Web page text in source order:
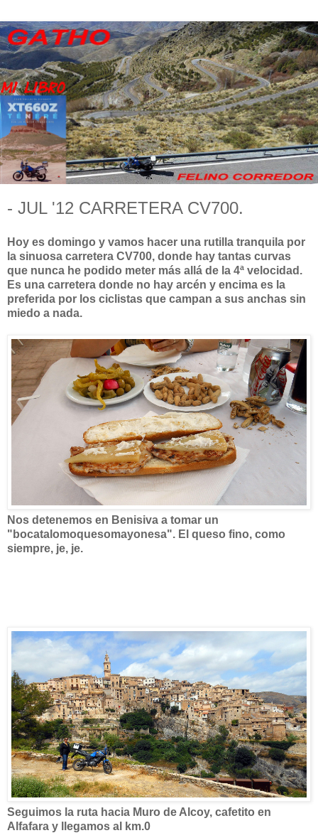
- JUL '12 CARRETERA CV700.
Hoy es domingo y vamos hacer una rutilla tranquila por
la sinuosa carretera CV700, donde hay tantas curvas
que nunca he podido meter más allá de la 4ª velocidad.
Es una carretera donde no hay arcén y encima es la
preferida por los ciclistas que campan a sus anchas sin
miedo a nada.
Nos detenemos en Benisiva a tomar un
"bocatalomoquesomayonesa". El queso fino, como
siempre, je, je.
Seguimos la ruta hacia Muro de Alcoy, cafetito en
Alfafara y llegamos al km.0